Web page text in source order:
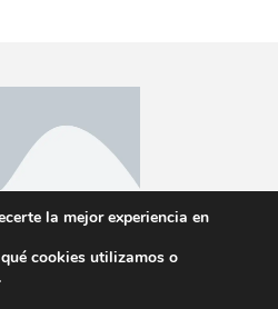
reserved |
la mejor experiencia en
cookies utilizamos o